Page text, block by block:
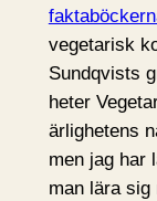
vegetarisk
Sundqvists
heter
ärlighetens
men jag har
man lära